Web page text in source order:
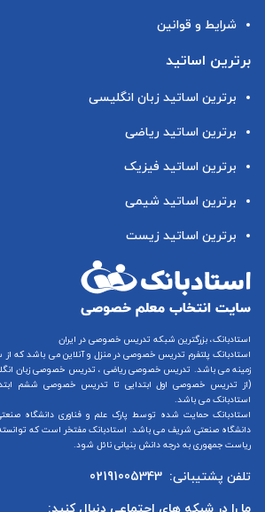
شرایط و قوانین
برترین اساتید
برترین اساتید زبان انگلیسی
برترین اساتید ریاضی
برترین اساتید فیزیک
برترین اساتید شیمی
برترین اساتید زیست
استادبانک، بزرگترین شبکه تدریس خصوصی در ایران
استادبانک پلتفرم تدریس خصوصی در منزل و آنلاین
زمینه می باشد. تدریس خصوصی ریاضی ، تدریس خصوصی زبان
(از تدریس خصوصی اول ابتدایی تا تدریس خصوصی ششم
استادبانک می باشد.
استادبانک حمایت شده توسط پارک علم و فناوری دانشگاه
دانشگاه صنعتی شریف می باشد. استادبانک مفتخر است که توانسته،
ریاست جمهوری به درجه دانش بنیانی نائل شود.
تلفن پشتیبانی: 02191005343